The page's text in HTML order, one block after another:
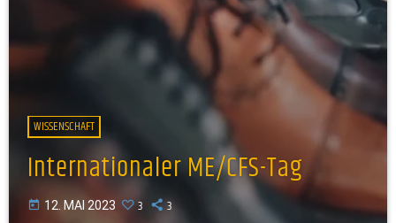
WISSENSCHAFT
Internationaler ME/CFS-Tag
today 12. MAI 2023 3 3